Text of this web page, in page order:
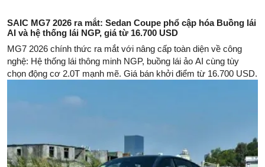
SAIC MG7 2026 ra mắt: Sedan Coupe phổ cập hóa Buồng lái
AI và hệ thống lái NGP, giá từ 16.700 USD
MG7 2026 chính thức ra mắt với nâng cấp toàn diện về công
nghệ: Hệ thống lái thông minh NGP, buồng lái ảo AI cùng tùy
chọn động cơ 2.0T mạnh mẽ. Giá bán khởi điểm từ 16.700 USD.